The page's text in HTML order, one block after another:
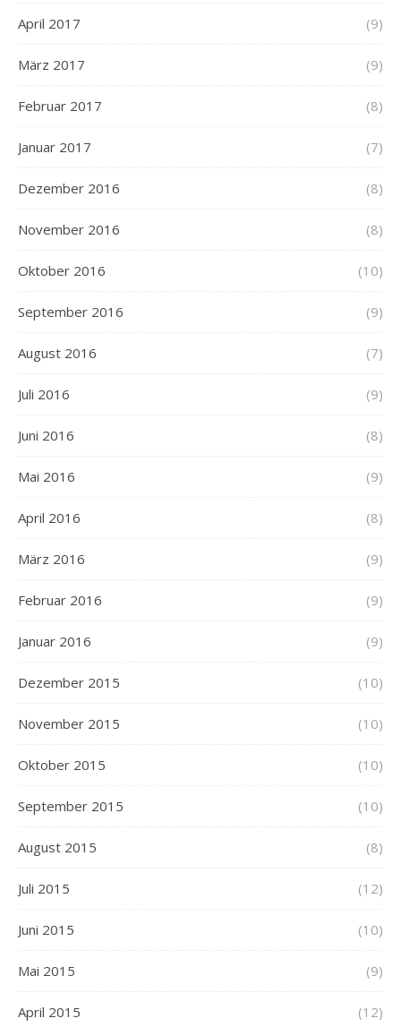
April 2017 (9)
März 2017 (9)
Februar 2017 (8)
Januar 2017 (7)
Dezember 2016 (8)
November 2016 (8)
Oktober 2016 (10)
September 2016 (9)
August 2016 (7)
Juli 2016 (9)
Juni 2016 (8)
Mai 2016 (9)
April 2016 (8)
März 2016 (9)
Februar 2016 (9)
Januar 2016 (9)
Dezember 2015 (10)
November 2015 (10)
Oktober 2015 (10)
September 2015 (10)
August 2015 (8)
Juli 2015 (12)
Juni 2015 (10)
Mai 2015 (9)
April 2015 (12)